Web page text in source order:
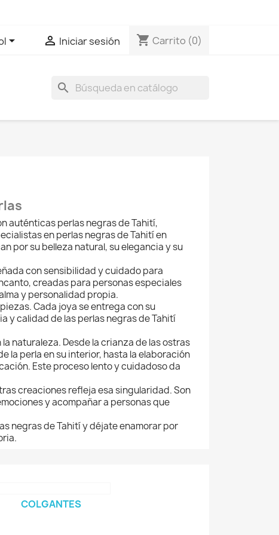
  Iniciar sesión shopping_cart Carrito (0)
search
auténticas perlas negras de Tahití,
en perlas negras de Tahití en
por su belleza natural, su elegancia y su
con sensibilidad y cuidado para
creadas para personas especiales
y personalidad propia.
Cada joya se entrega con su
calidad de las perlas negras de Tahití
naturaleza. Desde la crianza de las ostras
la perla en su interior, hasta la elaboración
Este proceso lento y cuidadoso da
creaciones refleja esa singularidad. Son
y acompañar a personas que
negras de Tahití y déjate enamorar por
COLGANTES